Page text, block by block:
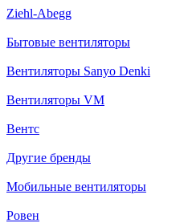
Ziehl-Abegg
Бытовые вентиляторы
Вентиляторы Sanyo Denki
Вентиляторы VM
Вентс
Другие бренды
Мобильные вентиляторы
Ровен